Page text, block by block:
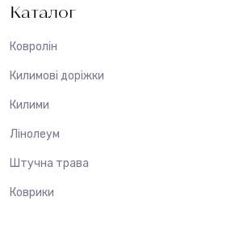
Каталог
Ковролін
Килимові доріжки
Килими
Лінолеум
Штучна трава
Коврики